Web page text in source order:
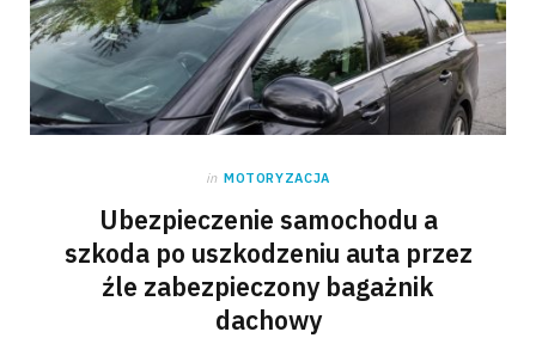
in MOTORYZACJA
Ubezpieczenie samochodu a
szkoda po uszkodzeniu auta przez
źle zabezpieczony bagażnik
dachowy